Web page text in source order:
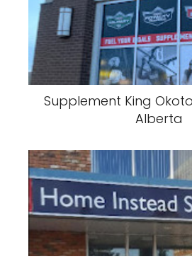
Supplement King
Alberta